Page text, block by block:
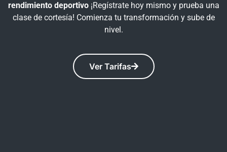
rendimiento deportivo¡Regístrate hoy mismo y prueba una
clase de cortesía! Comienza tu transformación y sube de
nivel.
Ver Tarifas